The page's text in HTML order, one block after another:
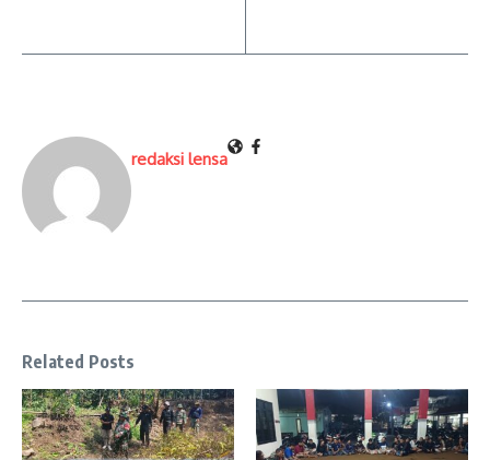
redaksi lensa
Related Posts